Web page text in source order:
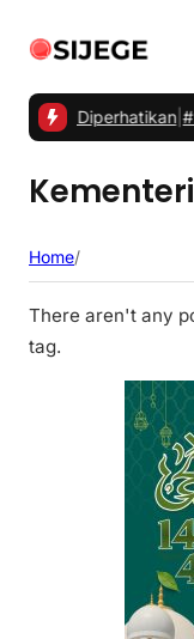
Diperhatikan|#2 -
Home/
There aren't any
tag.